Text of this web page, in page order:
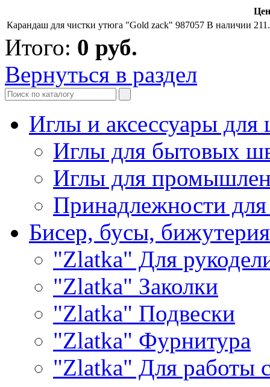
Карандаш для чистки утюга "Gold zack" 987057 В наличии
Итого: 0 руб.
Вернуться в раздел
Иглы и аксессуары
Иглы для бытовых
Иглы для
Принадлежности
Бисер, бусы, бижутерия
"Zlatka" Для
"Zlatka" Заколки
"Zlatka" Подвески
"Zlatka" Фурнитура
"Zlatka" Для работы